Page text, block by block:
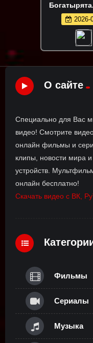
2026-
О сайте
Специально для Вас
видео! Смотрите
онлайн фильмы и
клипы, новости мира
устройств.
онлайн бесплатно!
Скачать видео с ВК,
Фильмы
Сериалы
Музыка